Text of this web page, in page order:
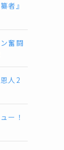
者』
奮闘
人2
ー！